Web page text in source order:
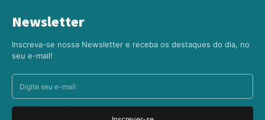
Newsletter
Inscreva-se nossa Newsletter e receba os destaques do dia, no
seu e-mail!